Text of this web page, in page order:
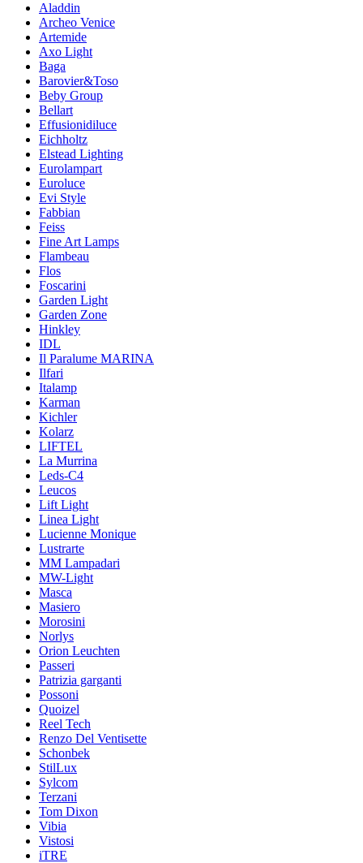
Aladdin
Archeo Venice
Artemide
Axo Light
Baga
Barovier&Toso
Beby Group
Bellart
Effusionidiluce
Eichholtz
Elstead Lighting
Eurolampart
Euroluce
Evi Style
Fabbian
Feiss
Fine Art Lamps
Flambeau
Flos
Foscarini
Garden Light
Garden Zone
Hinkley
IDL
Il Paralume MARINA
Ilfari
Italamp
Karman
Kichler
Kolarz
LIFTEL
La Murrina
Leds-C4
Leucos
Lift Light
Linea Light
Lucienne Monique
Lustrarte
MM Lampadari
MW-Light
Masca
Masiero
Morosini
Norlys
Orion Leuchten
Passeri
Patrizia garganti
Possoni
Quoizel
Reel Tech
Renzo Del Ventisette
Schonbek
StilLux
Sylcom
Terzani
Tom Dixon
Vibia
Vistosi
iTRE